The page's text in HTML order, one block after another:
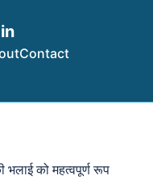
Contact
भलाई को महत्वपूर्ण रूप